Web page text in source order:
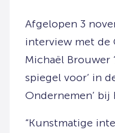
Afgelopen 3
interview met de
Michaël Brouwer
spiegel voor’ in
Ondernemen’ bij
“Kunstmatige